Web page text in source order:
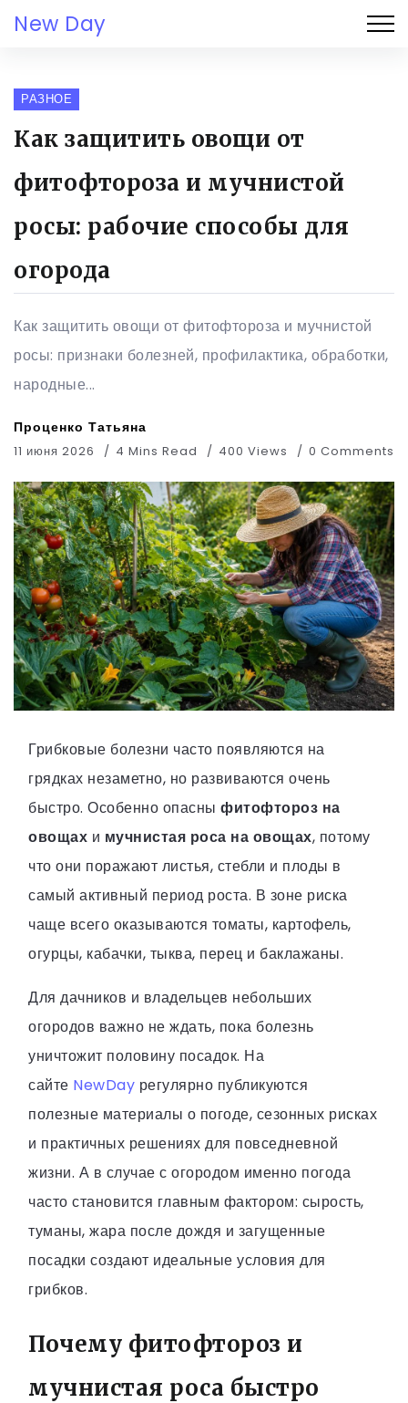
New Day
РАЗНОЕ
Как защитить овощи от
фитофтороза и мучнистой
росы: рабочие способы для
огорода
Как защитить овощи от фитофтороза и мучнистой
росы: признаки болезней, профилактика, обработки,
народные...
Проценко Татьяна
11 июня 2026 4 Mins Read 400 Views 0 Comments
Грибковые болезни часто появляются на
грядках незаметно, но развиваются очень
быстро. Особенно опасны фитофтороз на
овощах и мучнистая роса на овощах, потому
что они поражают листья, стебли и плоды в
самый активный период роста. В зоне риска
чаще всего оказываются томаты, картофель,
огурцы, кабачки, тыква, перец и баклажаны.
Для дачников и владельцев небольших
огородов важно не ждать, пока болезнь
уничтожит половину посадок. На
сайте NewDay регулярно публикуются
полезные материалы о погоде, сезонных рисках
и практичных решениях для повседневной
жизни. А в случае с огородом именно погода
часто становится главным фактором: сырость,
туманы, жара после дождя и загущенные
посадки создают идеальные условия для
грибков.
Почему фитофтороз и
мучнистая роса быстро